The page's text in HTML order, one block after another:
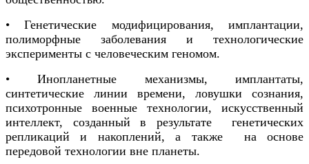
• Генетические модифицирования, имплантации,
полиморфные заболевания и технологические
эксперименты с человеческим геномом.
• Инопланетные механизмы, имплантаты,
синтетические линии времени, ловушки сознания,
психотронные военные технологии, искусственный
интеллект, созданный в результате генетических
репликаций и накоплений, а также на основе
передовой технологии вне планеты.